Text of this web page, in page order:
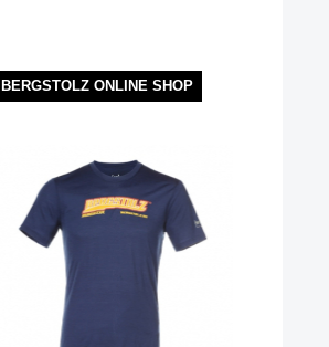
BERGSTOLZ ONLINE SHOP